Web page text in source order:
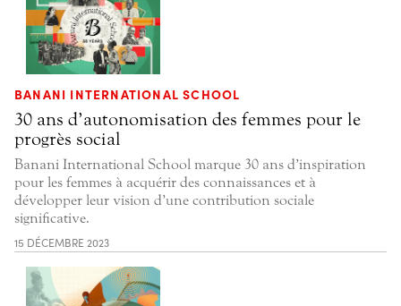
BANANI INTERNATIONAL SCHOOL
30 ans d’autonomisation des femmes pour le
progrès social
Banani International School marque 30 ans d’inspiration
pour les femmes à acquérir des connaissances et à
développer leur vision d’une contribution sociale
significative.
15 DÉCEMBRE 2023